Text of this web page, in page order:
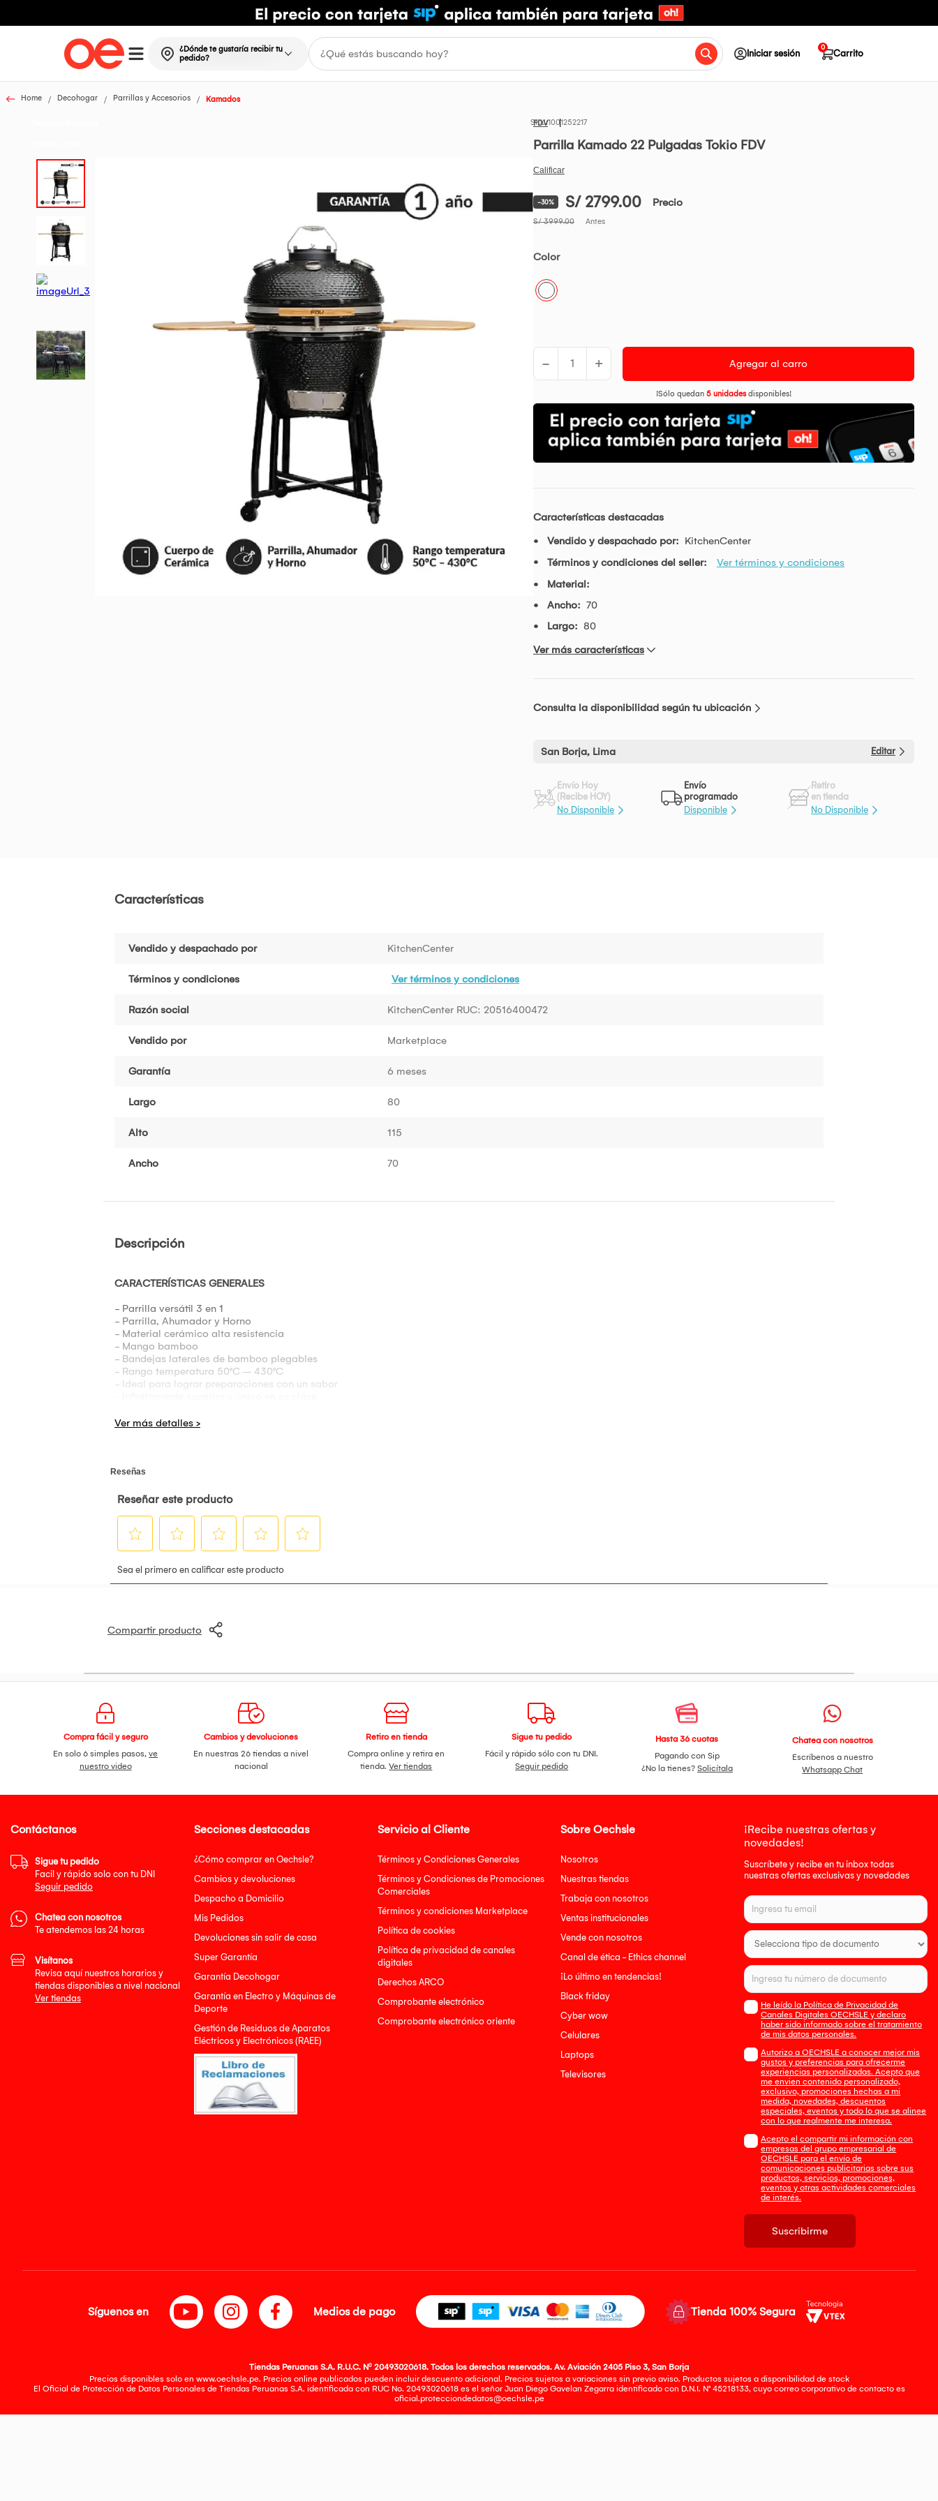
¿Dónde te gustaría recibir tu
pedido?
Iniciar sesión Carrito
0
Home Decohogar Parrillas y Accesorios Kamados
FDV1001252217
Parrilla Kamado 22 Pulgadas Tokio FDV
-30% S/ 2799.00 Precio
S/ 3999.00 Antes
Color
- + Agregar al carro
¡Sólo quedan 5 unidadesdisponibles!
Características destacadas
Vendido y despachado por: KitchenCenter
Términos y condiciones del seller:
Ver términos y condiciones
Material:
Ancho: 70
Largo: 80
Ver más características
Consulta la disponibilidad según tu ubicación
San Borja, Lima Editar
Envío Hoy
(Recibe HOY)
No Disponible
Envío
programado
Disponible
Retiro
en tienda
No Disponible
Características
Vendido y despachado por KitchenCenter
Términos y condiciones Ver términos y condiciones
Razón social KitchenCenter RUC: 20516400472
Vendido por Marketplace
Garantía 6 meses
Largo 80
Alto 115
Ancho 70
Descripción
CARACTERÍSTICAS GENERALES
- Parrilla versátil 3 en 1
- Parrilla, Ahumador y Horno
- Material cerámico alta resistencia
- Mango bamboo
- Bandejas laterales de bamboo plegables
- Rango temperatura 50°C – 430°C
- Ideal para lograr preparaciones con un sabor
- Funciona en base a poco carbón
- Patas y ruedas de acero
- Piedra para pizzas
- Funda protectora
- Peso bruto: 95 kg
Compartir producto
Compra fácil y seguro
En solo 6 simples pasos,ve
nuestro video
Cambios y devoluciones
En nuestras 26 tiendas a nivel
nacional
Retiro en tienda
Compra online y retira en
tienda.Ver tiendas
Sigue tu pedido
Fácil y rápido sólo con tu DNI.
Seguir pedido
Hasta 36 cuotas
Pagando con Sip
¿No la tienes? Solicítala
Chatea con nosotros
Escríbenos a nuestro
Whatsapp Chat
Secciones destacadas
¿Cómo comprar en Oechsle?
Cambios y devoluciones
Despacho a Domicilio
Mis Pedidos
Devoluciones sin salir de casa
Super Garantía
Garantía Decohogar
Garantía en Electro y Máquinas de
Deporte
Gestión de Residuos de Aparatos
Eléctricos y Electrónicos (RAEE)
Servicio al Cliente
Términos y Condiciones Generales
Términos y Condiciones de Promociones
Comerciales
Términos y condiciones Marketplace
Política de cookies
Política de privacidad de canales
digitales
Derechos ARCO
Comprobante electrónico
Comprobante electrónico oriente
Sobre Oechsle
Nosotros
Nuestras tiendas
Trabaja con nosotros
Ventas institucionales
Vende con nosotros
Canal de ética - Ethics channel
¡Lo último en tendencias!
Black friday
Cyber wow
Celulares
Laptops
Televisores
¡Recibe nuestras ofertas y
novedades!
Suscríbete y recibe en tu inbox todas
nuestras ofertas exclusivas y novedades
He leído la Política de Privacidad de
Canales Digitales OECHSLE y declaro
haber sido informado sobre el tratamiento
de mis datos personales.
Autorizo a OECHSLE a conocer mejor mis
gustos y preferencias para ofrecerme
experiencias personalizadas. Acepto que
me envien contenido personalizado,
exclusivo, promociones hechas a mi
medida, novedades, descuentos
especiales, eventos y todo lo que se alinee
con lo que realmente me interesa.
Acepto el compartir mi información con
empresas del grupo empresarial de
OECHSLE para el envío de
comunicaciones publicitarias sobre sus
productos, servicios, promociones,
eventos y otras actividades comerciales
de interés.
Suscribirme
Contáctanos
Sigue tu pedido
Facil y rápido solo con tu DNI
Seguir pedido
Chatea con nosotros
Te atendemos las 24 horas
Visítanos
Revisa aquí nuestros horarios y
tiendas disponibles a nivel nacional
Ver tiendas
Síguenos en Medios de pago Tienda 100% Segura
Tiendas Peruanas S.A. R.U.C. Nº 20493020618. Todos los derechos reservados. Av. Aviación 2405 Piso 3, San Borja
Precios disponibles solo en www.oechsle.pe. Precios online publicados pueden incluir descuento adicional. Precios sujetos a variaciones sin previo aviso. Productos sujetos a disponibilidad de stock
El Oficial de Protección de Datos Personales de Tiendas Peruanas S.A. identificada con RUC No. 20493020618 es el señor Juan Diego Gavelan Zegarra identificado con D.N.I. N° 45218133, cuyo correo corporativo de contacto es
oficial.protecciondedatos@oechsle.pe